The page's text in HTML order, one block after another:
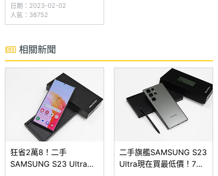
Galaxy 行動平台，Cortex-X3
核心主時脈高達 3.36GHz，比
的 3.2GHz 時脈還
日期：2023-02-02
人氣：38752
相關新聞
狂省2萬8！二手
SAMSUNG S23 Ultra通
二手旗艦SAMSUNG S23
Ultra現在買最低價！7月